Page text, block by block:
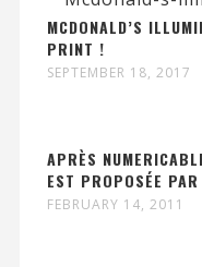
MCDONALD’S
PRINT !
SEPTEMBER 18, 2017
APRÈS
EST PROPOSÉE
FEBRUARY 14, 2011